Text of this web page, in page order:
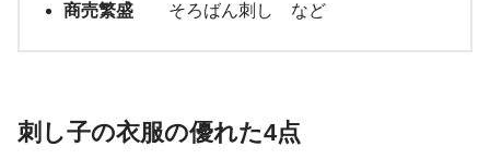
商売繁盛 そろばん刺し など
刺し子の衣服の優れた4点